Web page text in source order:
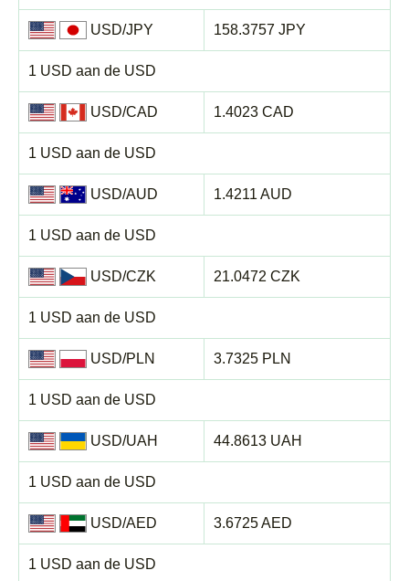
USD/JPY
1 USD aan de USD
158.3757 JPY
USD/CAD
1 USD aan de USD
1.4023 CAD
USD/AUD
1 USD aan de USD
1.4211 AUD
USD/CZK
1 USD aan de USD
21.0472 CZK
USD/PLN
1 USD aan de USD
3.7325 PLN
USD/UAH
1 USD aan de USD
44.8613 UAH
USD/AED
1 USD aan de USD
3.6725 AED